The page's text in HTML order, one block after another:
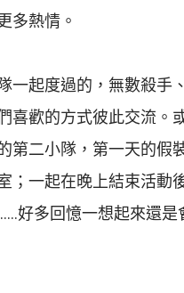
多熱情。
一起度過的，無數殺手
喜歡的方式彼此交流。
第二小隊，第一天的假
；一起在晚上結束活動
好多回憶一想起來還是